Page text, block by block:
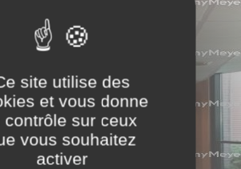
site utilise des
et vous donne
contrôle sur ceux
vous souhaitez
activer